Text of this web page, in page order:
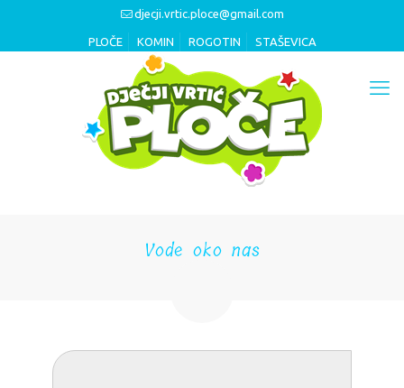
djecji.vrtic.ploce@gmail.com
PLOČE KOMIN ROGOTIN STAŠEVICA
Vode oko nas